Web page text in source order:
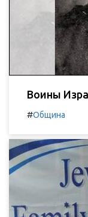
Воины
#Община